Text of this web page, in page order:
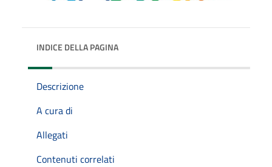
INDICE DELLA PAGINA
Descrizione
A cura di
Allegati
Contenuti correlati